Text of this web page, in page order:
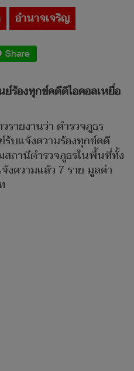
อำนาจเจริญ
ร้องทุกข์คดีดิไอคอลเหยื่อ
รายงานว่า ตำรวจภูธร
บแจ้งความร้องทุกข์คดี
ถานีตำรวจภูธรในพื้นที่ทั้ง
งความแล้ว 7 ราย มูลค่า